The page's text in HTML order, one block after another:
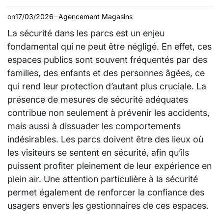
on17/03/2026 Agencement Magasins
La sécurité dans les parcs est un enjeu
fondamental qui ne peut être négligé. En effet, ces
espaces publics sont souvent fréquentés par des
familles, des enfants et des personnes âgées, ce
qui rend leur protection d’autant plus cruciale. La
présence de mesures de sécurité adéquates
contribue non seulement à prévenir les accidents,
mais aussi à dissuader les comportements
indésirables. Les parcs doivent être des lieux où
les visiteurs se sentent en sécurité, afin qu’ils
puissent profiter pleinement de leur expérience en
plein air. Une attention particulière à la sécurité
permet également de renforcer la confiance des
usagers envers les gestionnaires de ces espaces.